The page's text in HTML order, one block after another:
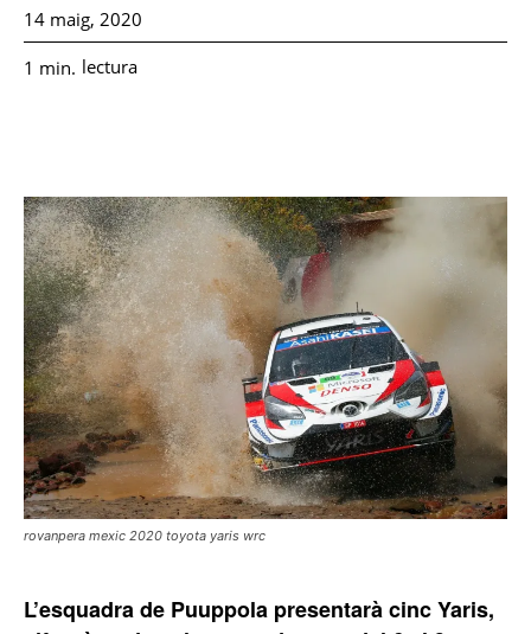
14 maig, 2020
1 min. lectura
rovanpera mexic 2020 toyota yaris wrc
L’esquadra de Puuppola presentarà cinc Yaris,